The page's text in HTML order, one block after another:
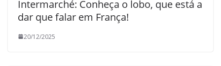
Intermarché: Conheça o lobo, que está a
dar que falar em França!
20/12/2025